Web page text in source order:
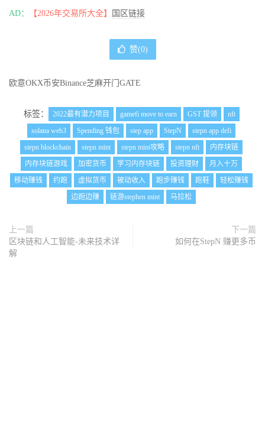
AD： 【2026年交易所大全】 国区链接
赞(0)
欧意OKX币安Binance芝麻开门GATE
标签： 2022最有潜力项目 gamefi move to earn GST 提领
nft
solana web3
Spending 钱包 step app StepN
stepn app defi
stepn blockchain
stepn mint stepn mint攻略 stepn nft
内存块链
内存块链游戏
加密货币 学习内存块链 投资理财
月入十万
移动赚钱
约跑 虚拟货币 被动收入 跑步赚钱 跑鞋
轻松赚钱
边跑边赚
链游stephen mint 马拉松
上一篇
区块链和人工智能-未来技术详
解
下一篇
如何在StepN 赚更多币